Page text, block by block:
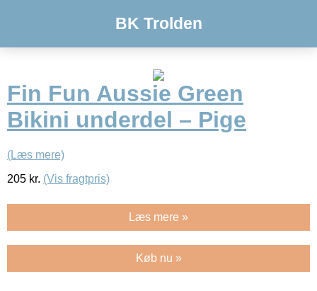
BK Trolden
Fin Fun Aussie Green
Bikini underdel – Pige
(Læs mere)
205 kr. (Vis fragtpris)
Læs mere »
Køb nu »